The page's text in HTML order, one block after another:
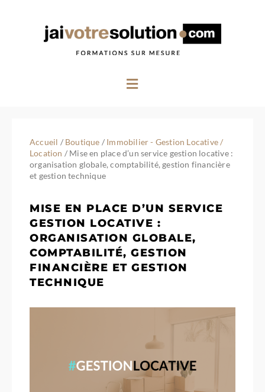
Menu
Accueil / Boutique / Immobilier - Gestion Locative /
Location / Mise en place d’un service gestion locative :
organisation globale, comptabilité, gestion financière
et gestion technique
MISE EN PLACE D’UN SERVICE
GESTION LOCATIVE :
ORGANISATION GLOBALE,
COMPTABILITÉ, GESTION
FINANCIÈRE ET GESTION
TECHNIQUE